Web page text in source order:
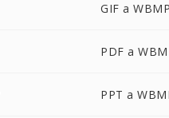
GIF a
PDF a
PPT a